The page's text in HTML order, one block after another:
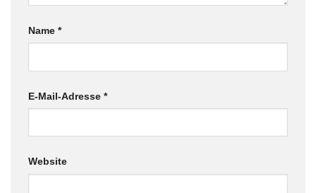
Name *
E-Mail-Adresse *
Website